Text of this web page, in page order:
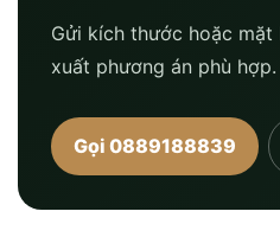
Gửi kích thước hoặc mặt
xuất phương án phù hợp.
Gọi 0889188839